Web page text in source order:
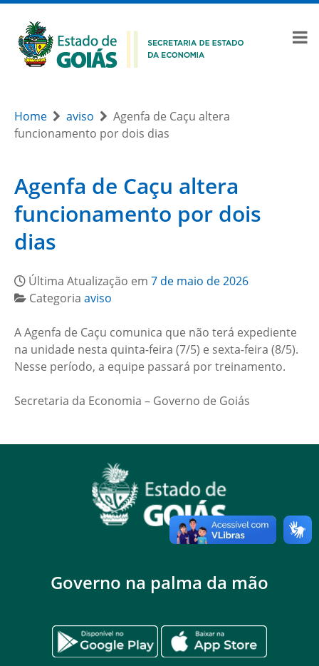
Home aviso
Agenfa de Caçu altera
funcionamento por dois dias
Agenfa de Caçu altera
funcionamento por dois
dias
Última Atualização em 7 de maio de 2026
Categoria aviso
A Agenfa de Caçu comunica que não terá expediente
na unidade nesta quinta-feira (7/5) e sexta-feira (8/5).
Nesse período, a equipe passará por treinamento.
Secretaria da Economia – Governo de Goiás
Governo na palma da mão